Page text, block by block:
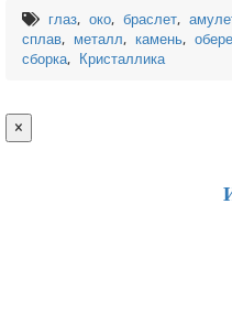
глаз, око, браслет,
сплав, металл, камень,
сборка, Кристаллика
×